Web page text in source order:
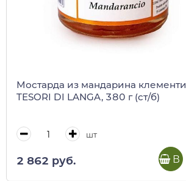
Мостарда из мандарина
TESORI DI LANGA, 380 г (ст/б)
шт
2 862 руб. В